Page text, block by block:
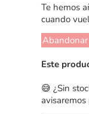
Te hemos
cuando
Este
😅 ¿Sin